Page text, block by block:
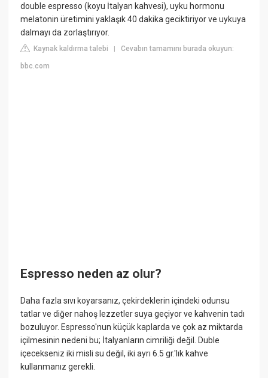
double espresso (koyu İtalyan kahvesi), uyku hormonu
melatonin üretimini yaklaşık 40 dakika geciktiriyor ve uykuya
dalmayı da zorlaştırıyor.
Kaynak kaldırma talebi |Cevabın tamamını burada okuyun:
bbc.com
Espresso neden az olur?
Daha fazla sıvı koyarsanız, çekirdeklerin içindeki odunsu
tatlar ve diğer nahoş lezzetler suya geçiyor ve kahvenin tadı
bozuluyor. Espresso'nun küçük kaplarda ve çok az miktarda
içilmesinin nedeni bu; İtalyanların cimriliği değil. Duble
içecekseniz iki misli su değil, iki ayrı 6.5 gr.'lık kahve
kullanmanız gerekli.